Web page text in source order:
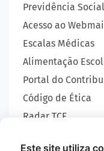
Previdência Social
Acesso ao
Escalas Médicas
Alimentação
Portal do
Código de Ética
Radar TCE
Este site utiliza